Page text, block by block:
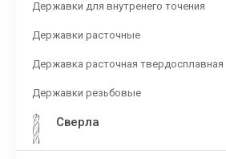
Державки для внутренего точения
Державки расточные
Державка расточная твердосплавная
Державки резьбовые
Сверла